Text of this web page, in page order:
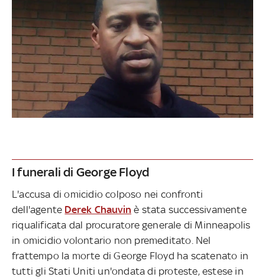
I funerali di George Floyd
L'accusa di omicidio colposo nei confronti
dell'agente Derek Chauvin è stata successivamente
riqualificata dal procuratore generale di Minneapolis
in omicidio volontario non premeditato. Nel
frattempo la morte di George Floyd ha scatenato in
tutti gli Stati Uniti un'ondata di proteste, estese in